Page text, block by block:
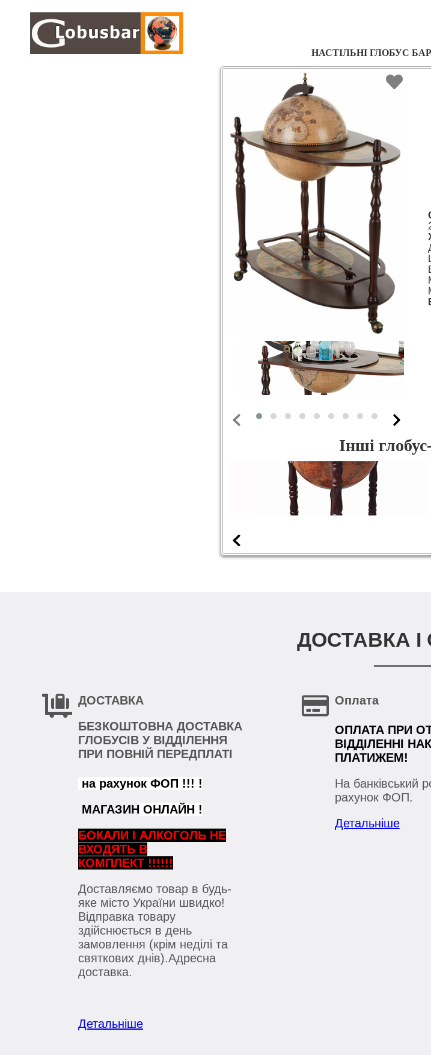
НАСТІЛЬНІ ГЛОБУС
Інші
ДОСТАВКА І
ДОСТАВКА
БЕЗКОШТОВНА ДОСТАВКА
ГЛОБУСІВ У ВІДДІЛЕННЯ
ПРИ ПОВНІЙ ПЕРЕДПЛАТІ
на рахунок ФОП !!! !
МАГАЗИН ОНЛАЙН !
БОКАЛИ І АЛКОГОЛЬ НЕ
ВХОДЯТЬ В
КОМПЛЕКТ !!!!!!
Доставляємо товар в будь-
яке місто України швидко!
Відправка товару
здійснюється в день
замовлення (крім неділі та
святкових днів).Адресна
доставка.
Детальніше
Оплата
ОПЛАТА ПРИ
ВІДДІЛЕННІ
ПЛАТИЖЕМ!
На банківський
рахунок ФОП.
Детальніше